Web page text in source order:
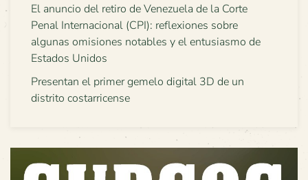
El anuncio del retiro de Venezuela de la Corte
Penal Internacional (CPI): reflexiones sobre
algunas omisiones notables y el entusiasmo de
Estados Unidos
Presentan el primer gemelo digital 3D de un
distrito costarricense